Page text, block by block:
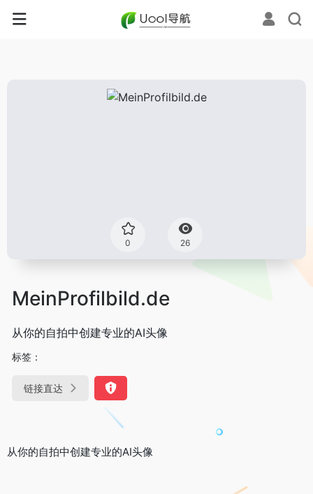
0 26
MeinProfilbild.de
从你的自拍中创建专业的AI头像
标签：
链接直达
从你的自拍中创建专业的AI头像